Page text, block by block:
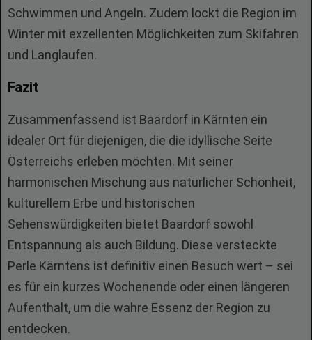
Schwimmen und Angeln. Zudem lockt die Region im
Winter mit exzellenten Möglichkeiten zum Skifahren
und Langlaufen.
Fazit
Zusammenfassend ist Baardorf in Kärnten ein
idealer Ort für diejenigen, die die idyllische Seite
Österreichs erleben möchten. Mit seiner
harmonischen Mischung aus natürlicher Schönheit,
kulturellem Erbe und historischen
Sehenswürdigkeiten bietet Baardorf sowohl
Entspannung als auch Bildung. Diese versteckte
Perle Kärntens ist definitiv einen Besuch wert – sei
es für ein kurzes Wochenende oder einen längeren
Aufenthalt, um die wahre Essenz der Region zu
entdecken.